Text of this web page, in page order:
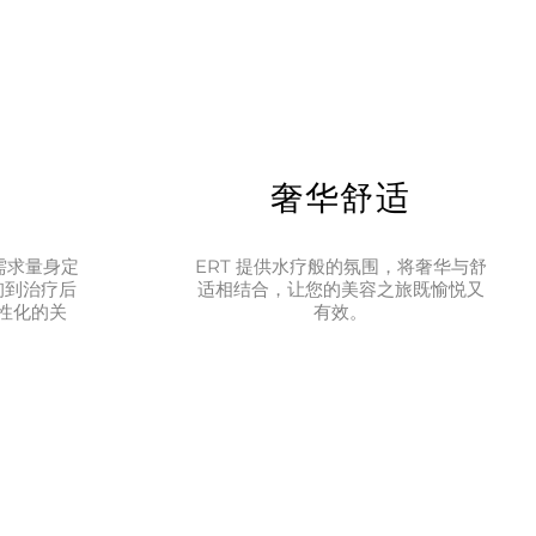
求量身定
治疗后
化的关
奢华舒适
ERT 提供水疗般的氛围，将奢华与舒
适相结合，让您的美容之旅既愉悦又
有效。